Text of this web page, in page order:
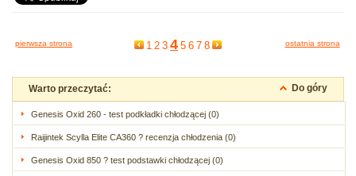
pierwsza strona 1 2 3 4 5 6 7 8 ostatnia strona
Warto przeczytać: Do góry
Genesis Oxid 260 - test podkładki chłodzącej (0)
Raijintek Scylla Elite CA360 ? recenzja chłodzenia (0)
Genesis Oxid 850 ? test podstawki chłodzącej (0)